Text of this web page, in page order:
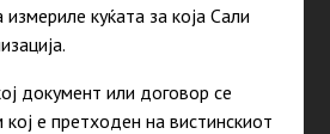
куќата за која Сали
документ или договор се
е претходен на вистинскиот